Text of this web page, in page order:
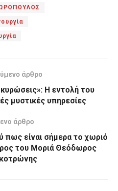
άρθρο
Η εντολή του
μυστικές υπηρεσίες
άρθρο
πως είναι σήμερα το χωριό
του Μοριά Θεόδωρος